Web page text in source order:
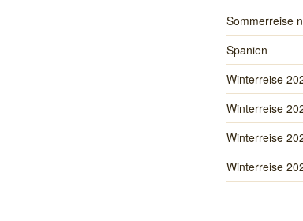
Sommerreise
Spanien
Winterreise
Winterreise
Winterreise
Winterreise